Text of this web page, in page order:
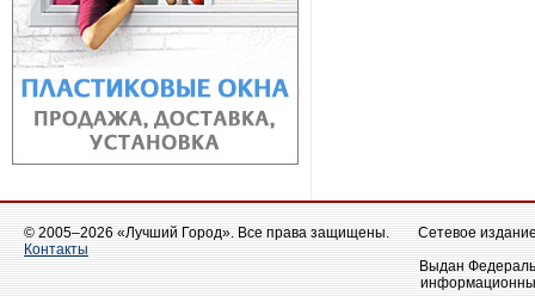
© 2005–2026 «Лучший Город». Все права защищены.
Контакты
Сетевое
Выдан